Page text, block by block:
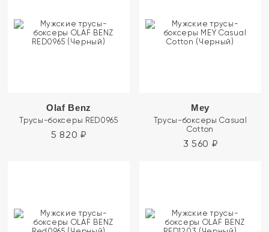
Olaf Benz
Трусы-боксеры RED0965
5 820 ₽
Mey
Трусы-боксеры Casual
Cotton
3 560 ₽